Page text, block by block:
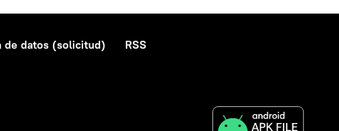
de datos (solicitud)
RSS